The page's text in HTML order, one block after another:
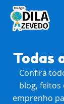
Todas
Confira
blog,
emprenho